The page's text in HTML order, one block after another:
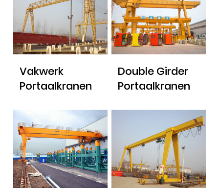
Vakwerk
Portaalkranen
Double Girder
Portaalkranen